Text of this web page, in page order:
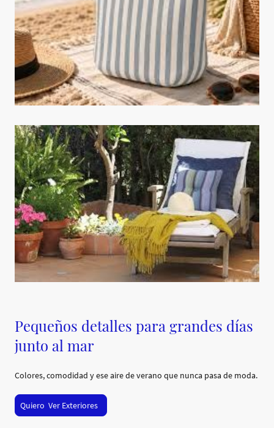
Pequeños detalles para grandes días
junto al mar
Colores, comodidad y ese aire de verano que nunca pasa de moda.
Quiero Ver Exteriores